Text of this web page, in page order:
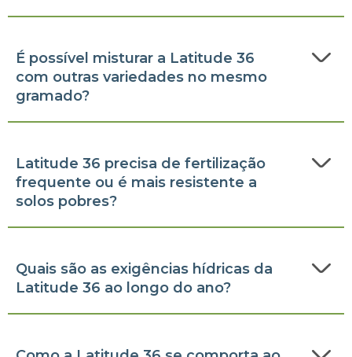
É possível misturar a Latitude 36
com outras variedades no mesmo
gramado?
Latitude 36 precisa de fertilização
frequente ou é mais resistente a
solos pobres?
Quais são as exigências hídricas da
Latitude 36 ao longo do ano?